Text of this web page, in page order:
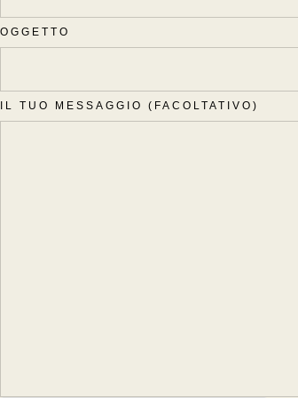
OGGETTO
IL TUO MESSAGGIO (FACOLTATIVO)